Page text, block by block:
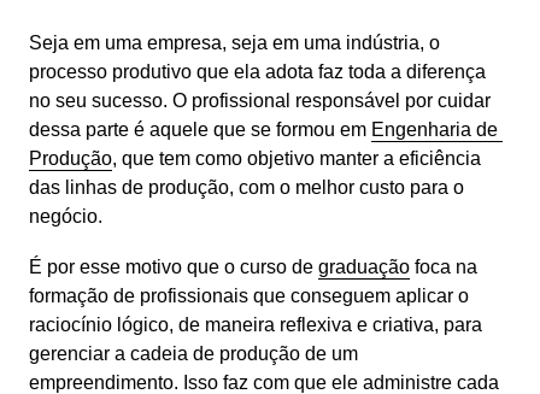
Seja em uma empresa, seja em uma indústria, o
processo produtivo que ela adota faz toda a diferença
no seu sucesso. O profissional responsável por cuidar
dessa parte é aquele que se formou em Engenharia de
Produção, que tem como objetivo manter a eficiência
das linhas de produção, com o melhor custo para o
negócio.
É por esse motivo que o curso de graduação foca na
formação de profissionais que conseguem aplicar o
raciocínio lógico, de maneira reflexiva e criativa, para
gerenciar a cadeia de produção de um
empreendimento. Isso faz com que ele administre cada